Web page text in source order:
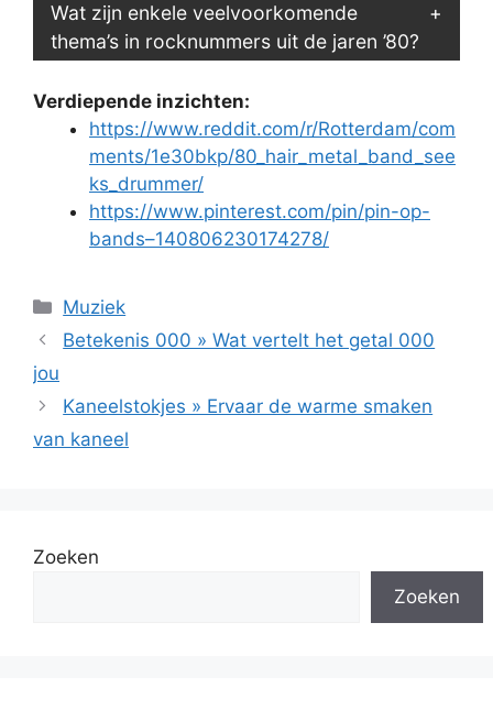
Wat zijn enkele veelvoorkomende
thema’s in rocknummers uit de jaren ’80?
Verdiepende inzichten:
https://www.reddit.com/r/Rotterdam/com
ments/1e30bkp/80_hair_metal_band_see
ks_drummer/
https://www.pinterest.com/pin/pin-op-
bands–140806230174278/
Categorieën
Muziek
Betekenis 000 » Wat vertelt het getal 000
jou
Kaneelstokjes » Ervaar de warme smaken
van kaneel
Zoeken
Zoeken